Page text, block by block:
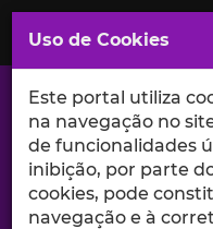
Saltar
para
Conteúdo
Principal
A excelência da
Uso de Cookies
Este portal utiliza
na navegação no
de funcionalidades
inibição, por parte
cookies, pode
navegação e à